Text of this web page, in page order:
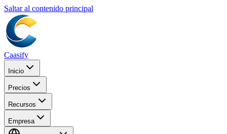
Saltar al contenido principal
Caasify
Inicio
Precios
Recursos
Empresa